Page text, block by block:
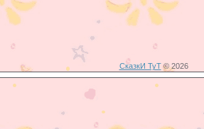
СказкИ ТуТ© 2026